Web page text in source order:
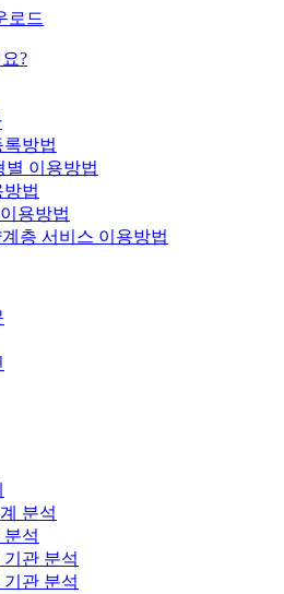
로드
?
방법
별 이용방법
법
용방법
층 서비스 이용방법
분석
석
관 분석
관 분석